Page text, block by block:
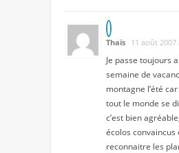
Thaïs 11 août
Je passe toujours
semaine de
montagne l’été
tout le monde se
c’est bien
écolos convaincus
reconnaitre les